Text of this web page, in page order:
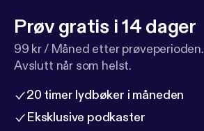
Prøv gratis i 14 dager
99 kr / Måned etter prøveperioden.
Avslutt når som helst.
20 timer lydbøker i måneden
Eksklusive podkaster